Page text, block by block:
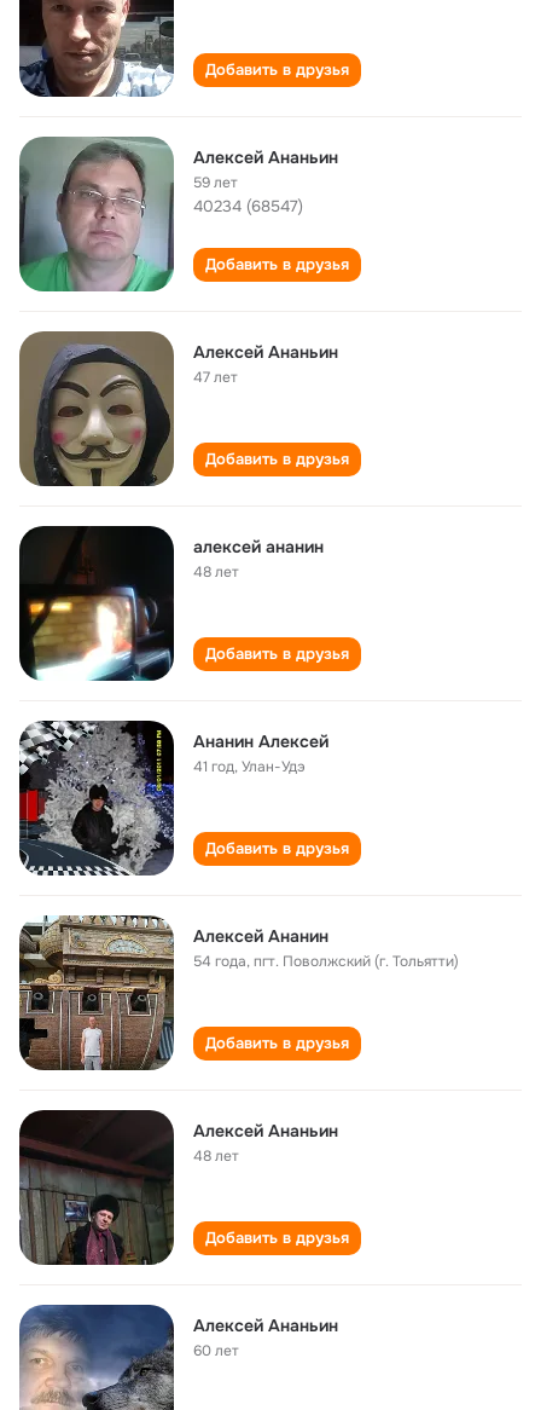
Добавить в друзья
Алексей Ананьин
59 лет
40234 (68547)
Добавить в друзья
Алексей Ананьин
47 лет
Добавить в друзья
алексей ананин
48 лет
Добавить в друзья
Ананин Алексей
41 год,Улан-Удэ
Добавить в друзья
Алексей Ананин
54 года,пгт. Поволжский (г. Тольятти)
Добавить в друзья
Алексей Ананьин
48 лет
Добавить в друзья
Алексей Ананьин
60 лет